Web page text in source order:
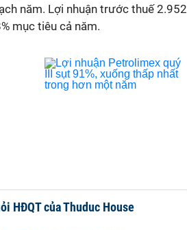
năm. Lợi nhuận trước thuế 2.952
mục tiêu cả năm.
HĐQT của Thuduc House